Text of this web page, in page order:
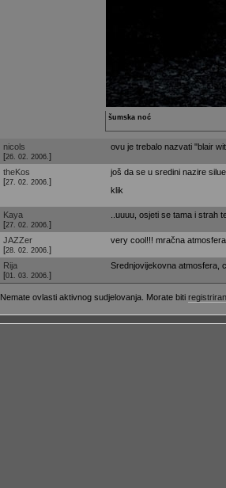
šumska noć
nicols
[26. 02. 2006. ]
ovu je trebalo nazvati "blair
theKos
[27. 02. 2006. ]
još da se u sredini nazire
klik
Kaya
[27. 02. 2006. ]
..uuuu, osjeti se tama i strah
JAZZer
[28. 02. 2006. ]
very cool!!! mračna
Rija
[01. 03. 2006. ]
Srednjovijekovna atmosfera,
Nemate ovlasti aktivnog sudjelovanja. Morate biti